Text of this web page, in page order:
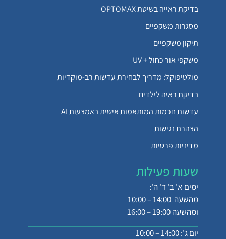
בדיקת ראייה בשיטת OPTOMAX
מסגרות משקפיים
תיקון משקפיים
משקפי אור כחול + UV
מולטיפוקל: מדריך לבחירת עדשות רב-מוקדיות
בדיקת ראיה לילדים
עדשות חכמות המותאמות אישית באמצעות AI
הצהרת נגישות
מדיניות פרטיות
שעות פעילות
ימים א' ב' ד' ה':
מהשעה 14:00 – 10:00
ומהשעה 19:00 – 16:00
יום ג': 14:00 – 10:00